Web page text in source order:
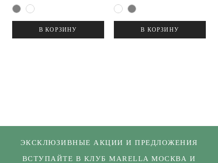
В КОРЗИНУ В КОРЗИНУ
ЭКСКЛЮЗИВНЫЕ АКЦИИ И ПРЕДЛОЖЕНИЯ
ВСТУПАЙТЕ В КЛУБ MARELLA МОСКВА И